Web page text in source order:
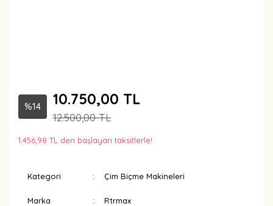
%14 10.750,00 TL
12.500,00 TL
1.456,98 TL den başlayan taksitlerle!
Kategori Çim Biçme Makineleri
Marka Rtrmax